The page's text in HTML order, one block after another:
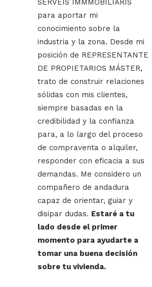
SERVEIS IMMMOBILIARIS
para aportar mi
conocimiento sobre la
industria y la zona. Desde mi
posición de REPRESENTANTE
DE PROPIETARIOS MÁSTER,
trato de construir relaciones
sólidas con mis clientes,
siempre basadas en la
credibilidad y la confianza
para, a lo largo del proceso
de compraventa o alquiler,
responder con eficacia a sus
demandas. Me considero un
compañero de andadura
capaz de orientar, guiar y
disipar dudas. Estaré a tu
lado desde el primer
momento para ayudarte a
tomar una buena decisión
sobre tu vivienda.